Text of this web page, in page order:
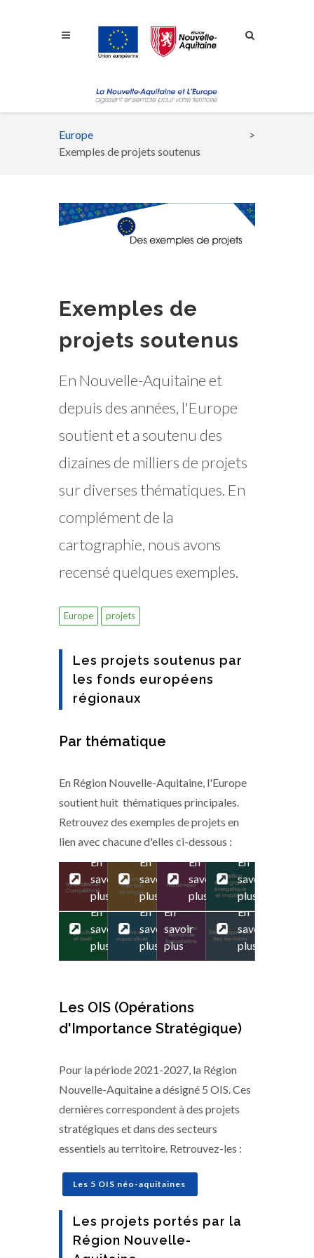
Fil
d'Ariane
Europe
Exemples de projets soutenus
Exemples de
projets soutenus
En Nouvelle-Aquitaine et
depuis des années, l'Europe
soutient et a soutenu des
dizaines de milliers de projets
sur diverses thématiques. En
complément de la
cartographie, nous avons
recensé quelques exemples.
Europe projets
Les projets soutenus par
les fonds européens
régionaux
Par thématique
En Région Nouvelle-Aquitaine, l'Europe
soutient huit thématiques principales.
Retrouvez des exemples de projets en
lien avec chacune d'elles ci-dessous :
Les OIS (Opérations
d'Importance Stratégique)
Pour la période 2021-2027, la Région
Nouvelle-Aquitaine a désigné 5 OIS. Ces
dernières correspondent à des projets
stratégiques et dans des secteurs
essentiels au territoire. Retrouvez-les :
Les 5 OIS néo-aquitaines
Les projets portés par la
Région Nouvelle-